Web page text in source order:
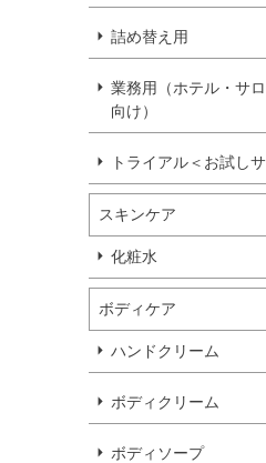
詰め替え用
業務用（ホテル・サ
向け）
トライアル＜お試し
スキンケア
化粧水
ボディケア
ハンドクリーム
ボディクリーム
ボディソープ